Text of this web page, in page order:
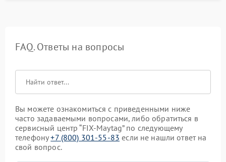
FAQ. Ответы на вопросы
Вы можете ознакомиться с приведенными ниже
часто задаваемыми вопросами, либо обратиться в
сервисный центр “FIX-Maytag” по следующему
телефону+7 (800) 301-55-83 если не нашли ответ на
свой вопрос.